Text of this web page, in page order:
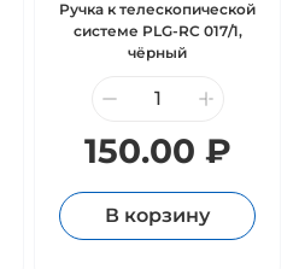
Ручка к телескопической
системе PLG-RC 017/1,
чёрный
150.00 ₽
В корзину